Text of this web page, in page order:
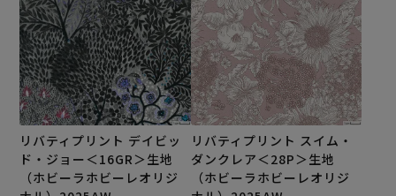
リバティプリント デイビッ
ド・ジョー＜16GR＞生地
（ホビーラホビーレオリジ
リバティプリント スイム・
ダンクレア＜28P＞生地
（ホビーラホビーレオリジ